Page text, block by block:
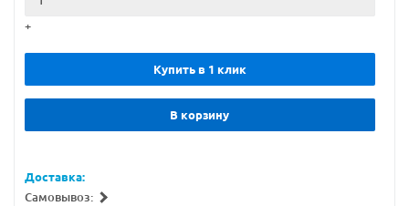
+
Купить в 1 клик
В корзину
Доставка:
Самовывоз: